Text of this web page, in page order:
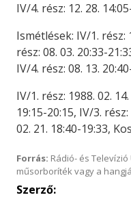
IV/4. rész: 12. 28.
Ismétlések: IV/1. rész:
rész: 08. 03. 20:33-
IV/4. rész: 08. 13.
IV/1. rész: 1988. 02.
19:15-20:15, IV/3.
02. 21. 18:40-19:33,
Forrás: Rádió- és
műsorboríték vagy a
Szerző: